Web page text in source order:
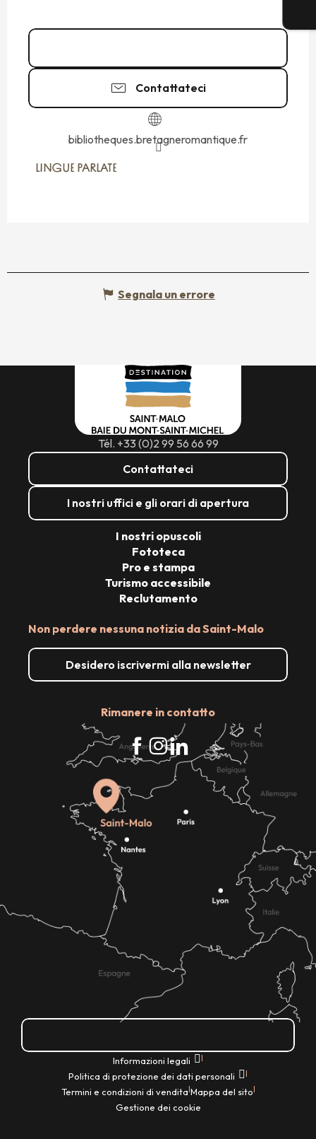
Contattateci
bibliotheques.bretagneromantique.fr
LINGUE PARLATE
LINGUE PARLATE
Segnala un errore
Tél. +33 (0)2 99 56 66 99
Contattateci
I nostri uffici e gli orari di apertura
Non perdere nessuna notizia da Saint-Malo
Desidero iscrivermi alla newsletter
Rimanere in contatto
I nostri opuscoli
Fototeca
Pro e stampa
Turismo accessibile
Reclutamento
Informazioni legali |
Politica di protezione dei dati personali |
Termini e condizioni di vendita|Mappa del sito|
Gestione dei cookie